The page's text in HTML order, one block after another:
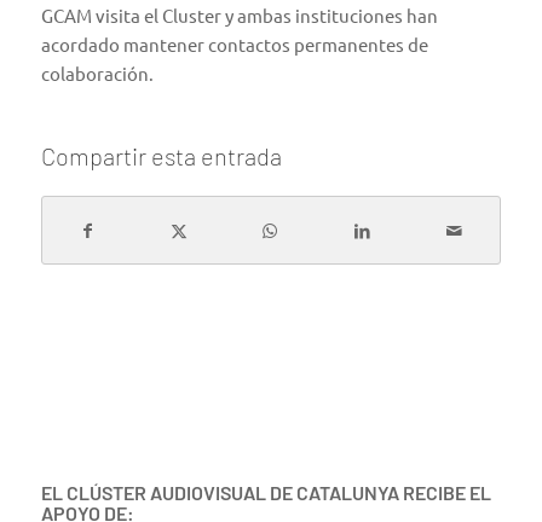
GCAM visita el Cluster y ambas instituciones han
acordado mantener contactos permanentes de
colaboración.
Compartir esta entrada
EL CLÚSTER AUDIOVISUAL DE CATALUNYA RECIBE EL
APOYO DE: